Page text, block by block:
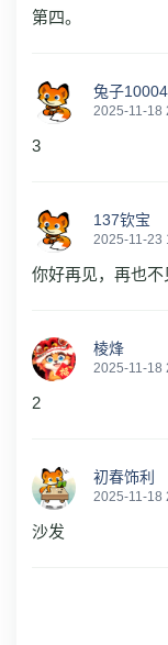
第四。
兔子
2025-11-18
3
137钦宝
2025-11-23
你好再见，再也不
棱烽
2025-11-18
2
初春饰利
2025-11-18
沙发